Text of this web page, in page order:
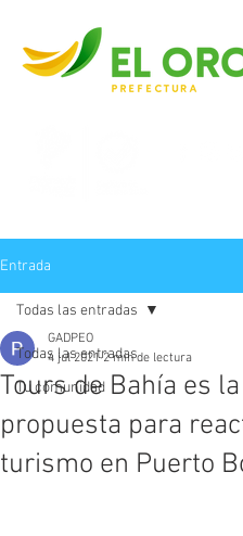
Entrada
Todas las entradas
Tu comunidad
Todas las entradas
Tours de Bahía es
propuesta para
turismo en Puerto
GADPEO
4 jul 2021 2 min de lectura